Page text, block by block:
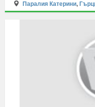
Паралия Катерини,